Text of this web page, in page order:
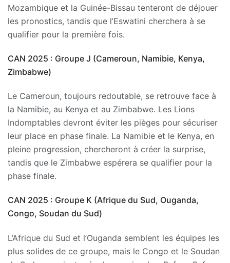
Mozambique et la Guinée-Bissau tenteront de déjouer
les pronostics, tandis que l’Eswatini cherchera à se
qualifier pour la première fois.
CAN 2025 : Groupe J (Cameroun, Namibie, Kenya,
Zimbabwe)
Le Cameroun, toujours redoutable, se retrouve face à
la Namibie, au Kenya et au Zimbabwe. Les Lions
Indomptables devront éviter les pièges pour sécuriser
leur place en phase finale. La Namibie et le Kenya, en
pleine progression, chercheront à créer la surprise,
tandis que le Zimbabwe espérera se qualifier pour la
phase finale.
CAN 2025 : Groupe K (Afrique du Sud, Ouganda,
Congo, Soudan du Sud)
L’Afrique du Sud et l’Ouganda semblent les équipes les
plus solides de ce groupe, mais le Congo et le Soudan